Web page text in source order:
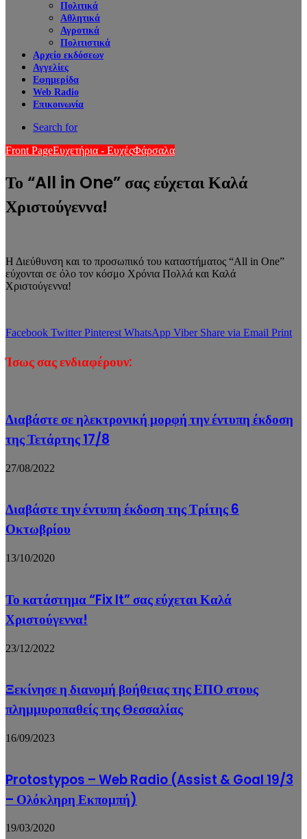
Πολιτικά
Αθλητικά
Αγροτικά
Πολιτιστικά
Αρχείο εκδόσεων
Αγγελίες
Εφημερίδα
Web Radio
Επικοινωνία
Search for
Front PageΕυχετήρια - ΕυχέςΦάρσαλα
Το “All in One” σας εύχεται Καλά
Χριστούγεννα!
Η Διεύθυνση και το προσωπικό του καταστήματος “All in One”
εύχονται σε όλο τον κόσμο Χρόνια Πολλά και Καλά
Χριστούγεννα!
Facebook Twitter Pinterest WhatsApp Viber Share via Email Print
Ίσως σας ενδιαφέρουν:
Διαβάστε σε ηλεκτρονική μορφή την έντυπη έκδοση
της Τετάρτης 17/8
27/08/2022
Διαβάστε την έντυπη έκδοση της Τρίτης 6
Οκτωβρίου
13/10/2020
Το κατάστημα “Fix It” σας εύχεται Καλά
Χριστούγεννα!
23/12/2022
Ξεκίνησε η διανομή βοήθειας της ΕΠΟ στους
πλημμυροπαθείς της Θεσσαλίας
16/09/2023
Protostypos – Web Radio (Assist & Goal 19/3
– Ολόκληρη Εκπομπή)
19/03/2020